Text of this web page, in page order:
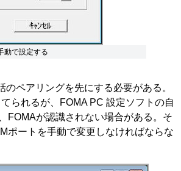
動で設定する
ペアリングを先にする必要がある。
られるが、FOMA PC 設定ソフトの自
FOMAが認識されない場合がある。そ
ポートを手動で変更しなければならな